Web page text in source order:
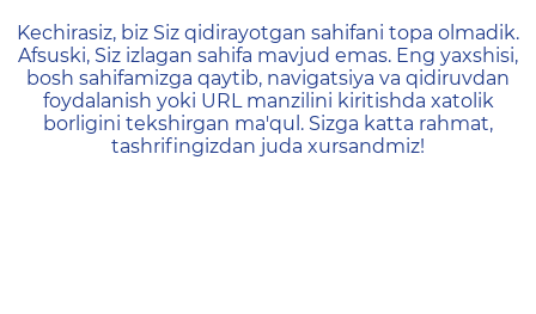
404 — Страница не
Kechirasiz, biz Siz qidirayotgan sahifani topa olmadik.
Afsuski, Siz izlagan sahifa mavjud emas. Eng yaxshisi,
bosh sahifamizga qaytib, navigatsiya va qidiruvdan
foydalanish yoki URL manzilini kiritishda xatolik
borligini tekshirgan ma'qul. Sizga katta rahmat,
tashrifingizdan juda xursandmiz!